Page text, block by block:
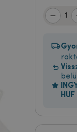
belül